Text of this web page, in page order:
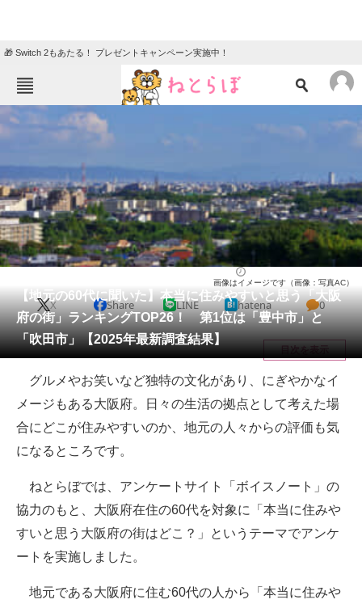
🎁 Switch 2もあたる！ プレゼントキャンペーン実施中！
ねとらぼメニュー
エンタメ
グルメ 地域
住まい 教育・育児
動物 リサーチ
会員記事
メディア
注目記事を集めた総合ページ
ITの今と未来を見通す
スマホと通信の最新トレンド
好きが集まる 比べて選べる
ビジネスと働き方のヒント
【地元の60代に聞いた】本当に住みやすいと思う「大阪
府の街」ランキングTOP26！ 第1位は「豊中市」と
「吹田市」【2025年最新調査結果】
画像はイメージです（画像：写真AC）
X Share LINE hatena 0
目次を表示
グルメやお笑いなど独特の文化があり、にぎやかなイ
メージもある大阪府。日々の生活の拠点として考えた場
合にどこが住みやすいのか、地元の人々からの評価も気
になるところです。
ねとらぼでは、アンケートサイト「ボイスノート」の
協力のもと、大阪府在住の60代を対象に「本当に住みや
すいと思う大阪府の街はどこ？」というテーマでアンケ
ートを実施しました。
地元である大阪府に住む60代の人から「本当に住みや